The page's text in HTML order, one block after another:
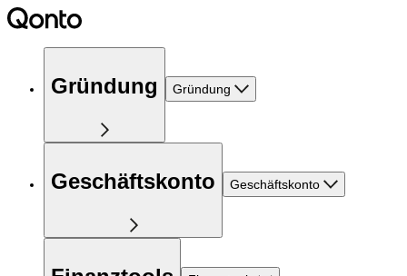
Gründung Gründung
Geschäftskonto Geschäftskonto